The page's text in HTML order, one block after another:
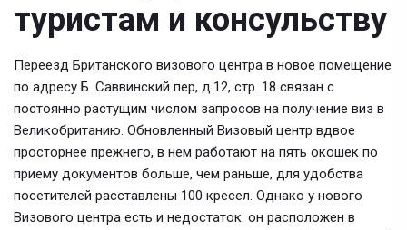
туристам и консульству
Переезд Британского визового центра в новое помещение
по адресу Б. Саввинский пер, д.12, стр. 18 связан с
постоянно растущим числом запросов на получение виз в
Великобританию. Обновленный Визовый центр вдвое
просторнее прежнего, в нем работают на пять окошек по
приему документов больше, чем раньше, для удобства
посетителей расставлены 100 кресел. Однако у нового
Визового центра есть и недостаток: он расположен в